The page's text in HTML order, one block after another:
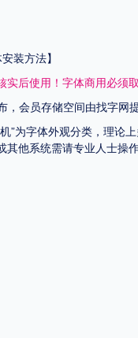
安装方法】
后使用！字体商用必须
会员存储空间由找字网
”为字体外观分类，理论
他系统需请专业人士